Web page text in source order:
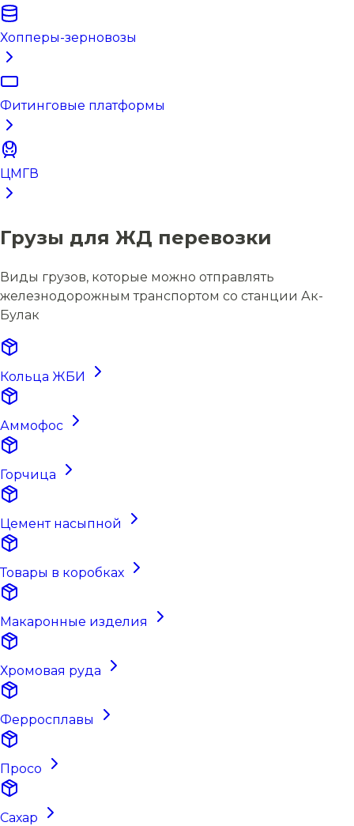
Хопперы-зерновозы
Фитинговые платформы
ЦМГВ
Грузы для ЖД перевозки
Виды грузов, которые можно отправлять
железнодорожным транспортом со станции Ак-
Булак
Кольца ЖБИ
Аммофос
Горчица
Цемент насыпной
Товары в коробках
Макаронные изделия
Хромовая руда
Ферросплавы
Просо
Сахар